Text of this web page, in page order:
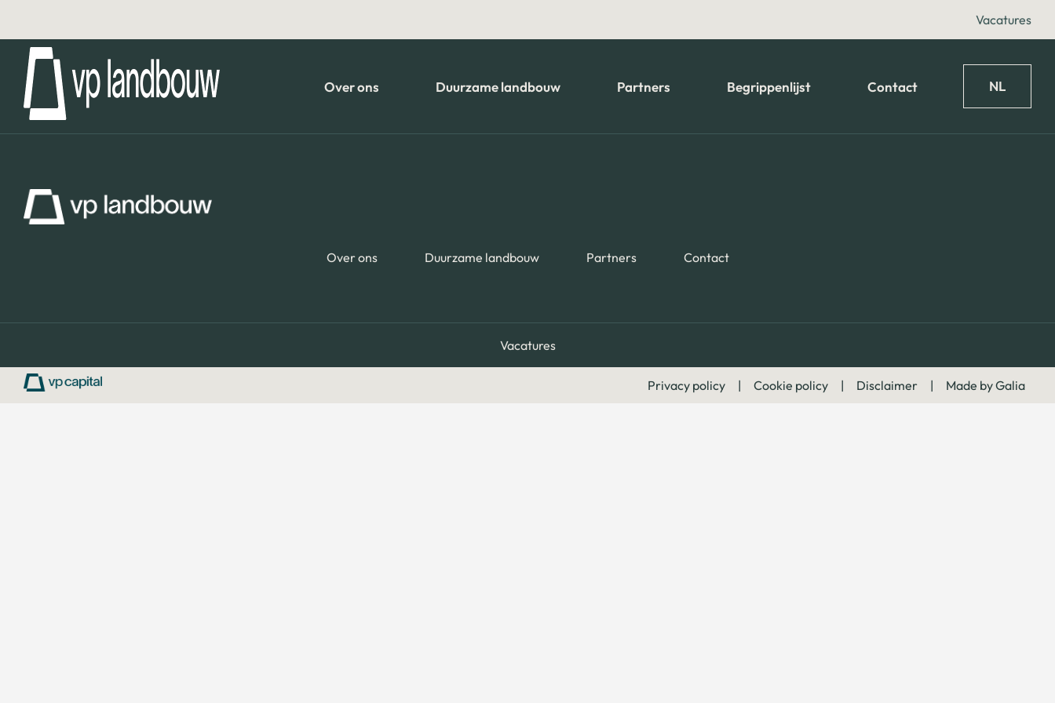
Vacatures
Over ons Duurzame landbouw Partners Begrippenlijst Contact NL
Over ons Duurzame landbouw Partners Contact
Vacatures
Privacy policy | Cookie policy | Disclaimer | Made by Galia